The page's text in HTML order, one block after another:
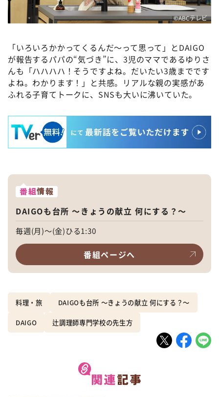
©️ABCテレビ
「いろいろかかってくるんだ〜って思って」とDAIGO
が報告するパパの“気づき”に、3児のママであるゆりさ
んも「ハハハハ！そうですよね。だいたい3歳までです
よね。わかります！」と共感。リアルな親の実感があ
ふれる子育てトークに、SNSも大いに沸いていた。
番組情報
DAIGOも台所 ～きょうの献立 何にする？～
毎週(月)～(金)ひる1:30
番組ページへ
料理・旅 DAIGOも台所 ～きょうの献立 何にする？～
DAIGO 辻調理師専門学校の先生方